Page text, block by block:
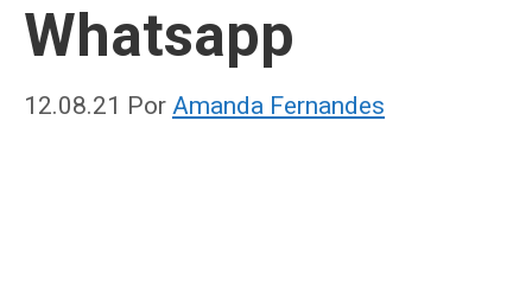
Whatsapp
12.08.21 Por Amanda Fernandes